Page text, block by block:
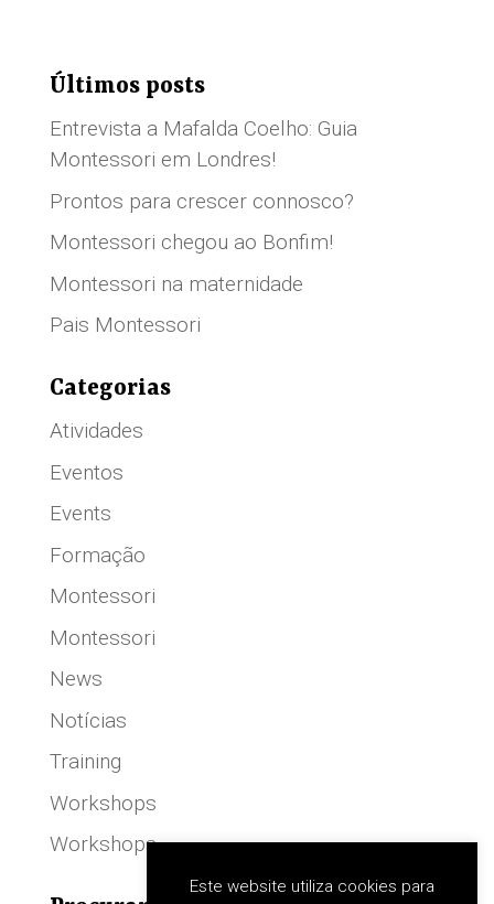
Últimos posts
Entrevista a Mafalda Coelho: Guia
Montessori em Londres!
Prontos para crescer connosco?
Montessori chegou ao Bonfim!
Montessori na maternidade
Pais Montessori
Categorias
Atividades
Eventos
Events
Formação
Montessori
Montessori
News
Notícias
Training
Workshops
Workshops
Este website utiliza cookies para